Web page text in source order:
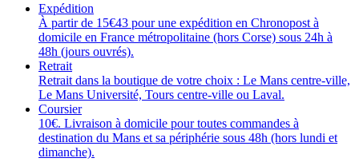
Expédition
À partir de 15€43 pour une expédition en Chronopost à
domicile en France métropolitaine (hors Corse) sous 24h à
48h (jours ouvrés).
Retrait
Retrait dans la boutique de votre choix : Le Mans centre-ville,
Le Mans Université, Tours centre-ville ou Laval.
Coursier
10€. Livraison à domicile pour toutes commandes à
destination du Mans et sa périphérie sous 48h (hors lundi et
dimanche).